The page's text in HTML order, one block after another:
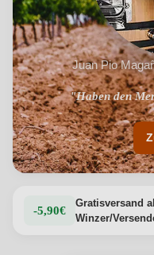
Juan Pio
"Haben den
"Verkauf
-5,90€
Gratisversand
Winzer/